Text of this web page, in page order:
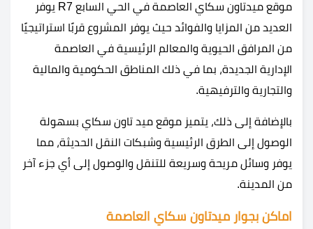
موقع ميدتاون سكاي العاصمة في الحي السابع R7 يوفر
العديد من المزايا والفوائد حيث يوفر المشروع قربًا استراتيجيًا
من المرافق الحيوية والمعالم الرئيسية في العاصمة
الإدارية الجديدة، بما في ذلك المناطق الحكومية والمالية
والتجارية والترفيهية.
بالإضافة إلى ذلك، يتميز موقع ميد تاون سكاي بسهولة
الوصول إلى الطرق الرئيسية وشبكات النقل الحديثة، مما
يوفر وسائل مريحة وسريعة للتنقل والوصول إلى أي جزء آخر
من المدينة.
اماكن بجوار ميدتاون سكاي العاصمة